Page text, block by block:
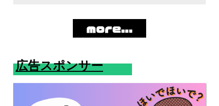
広告スポンサー